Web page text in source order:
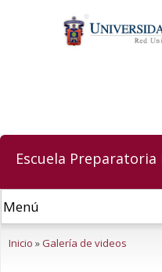
Escuela Preparatoria
Inicio »Galería de videos